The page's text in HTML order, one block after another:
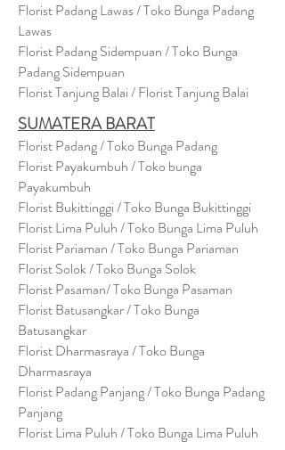
Florist Padang Lawas / Toko Bunga Padang
Lawas
Florist Padang Sidempuan / Toko Bunga
Padang Sidempuan
Florist Tanjung Balai / Florist Tanjung Balai
SUMATERA BARAT
Florist Padang / Toko Bunga Padang
Florist Payakumbuh / Toko bunga
Payakumbuh
Florist Bukittinggi / Toko Bunga Bukittinggi
Florist Lima Puluh / Toko Bunga Lima Puluh
Florist Pariaman / Toko Bunga Pariaman
Florist Solok / Toko Bunga Solok
Florist Pasaman/ Toko Bunga Pasaman
Florist Batusangkar / Toko Bunga
Batusangkar
Florist Dharmasraya / Toko Bunga
Dharmasraya
Florist Padang Panjang / Toko Bunga Padang
Panjang
Florist Lima Puluh / Toko Bunga Lima Puluh